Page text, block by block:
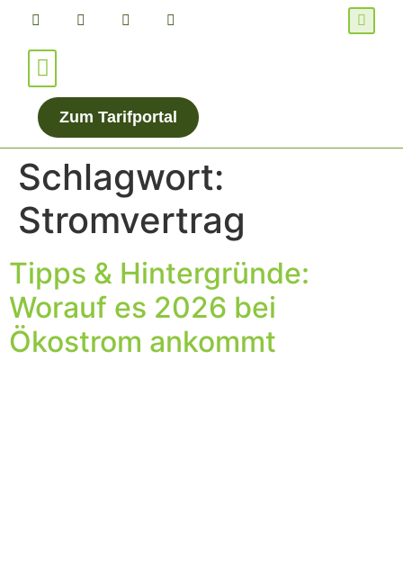
Zum Tarifportal
Schlagwort:
Stromvertrag
Tipps & Hintergründe:
Worauf es 2026 bei
Ökostrom ankommt